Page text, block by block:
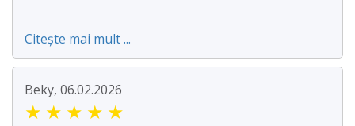
Citește mai mult ...
Beky, 06.02.2026
★ ★ ★ ★ ★